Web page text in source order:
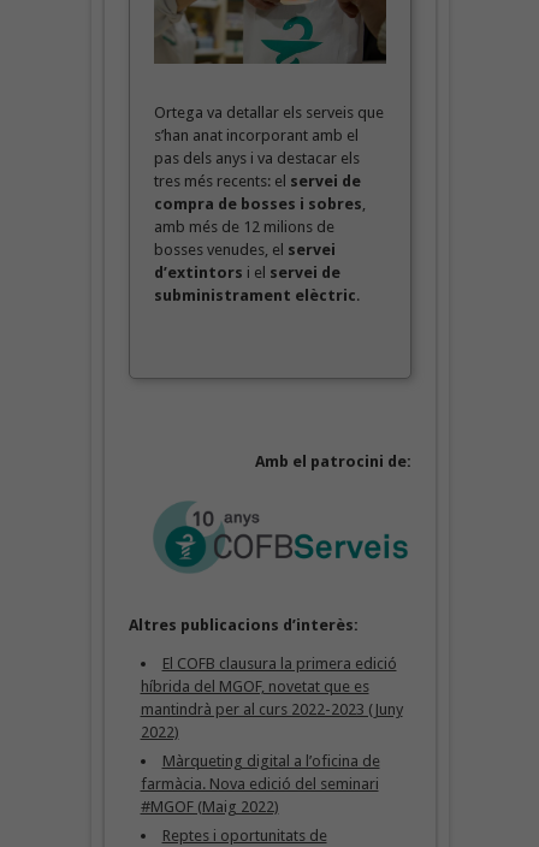
Ortega va detallar els serveis que
s’han anat incorporant amb el
pas dels anys i va destacar els
tres més recents: el servei de
compra de bosses i sobres,
amb més de 12 milions de
bosses venudes, el servei
d’extintors i el servei de
subministrament elèctric.
Amb el patrocini de:
Altres publicacions d’interès:
El COFB clausura la primera edició
híbrida del MGOF, novetat que es
mantindrà per al curs 2022-2023 (Juny
2022)
Màrqueting digital a l’oficina de
farmàcia. Nova edició del seminari
#MGOF (Maig 2022)
Reptes i oportunitats de